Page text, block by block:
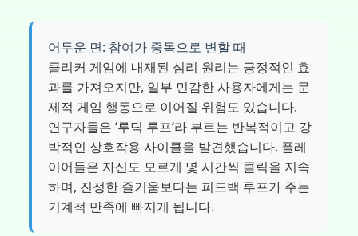
어두운 면: 참여가 중독으로 변할 때
클리커 게임에 내재된 심리 원리는 긍정적인 효
과를 가져오지만, 일부 민감한 사용자에게는 문
제적 게임 행동으로 이어질 위험도 있습니다.
연구자들은 ‘루딕 루프’라 부르는 반복적이고 강
박적인 상호작용 사이클을 발견했습니다. 플레
이어들은 자신도 모르게 몇 시간씩 클릭을 지속
하며, 진정한 즐거움보다는 피드백 루프가 주는
기계적 만족에 빠지게 됩니다.